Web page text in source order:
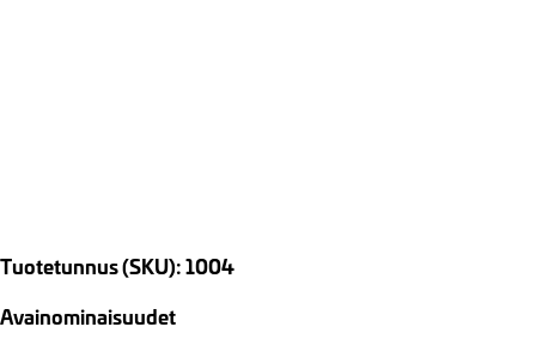
Tuotetunnus (SKU): 1004
Avainominaisuudet